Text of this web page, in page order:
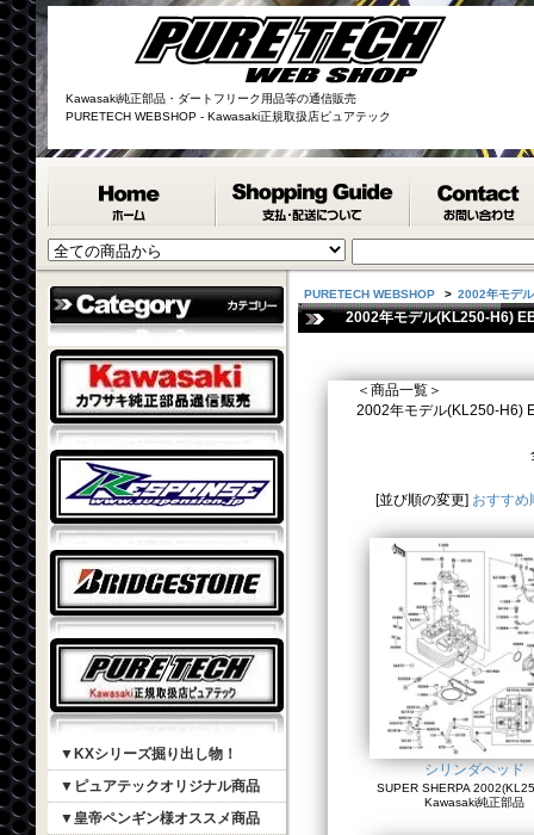
Kawasaki純正部品・ダートフリーク用品等の通信販売
PURETECH WEBSHOP - Kawasaki正規取扱店ピュアテック
▼KXシリーズ掘り出し物！
▼ピュアテックオリジナル商品
▼皇帝ペンギン様オススメ商品
PURETECH WEBSHOP > 2002年モデ
2002年モデル(KL250-H6)
＜商品一覧＞
2002年モデル(KL250-H6)
[並び順の変更] おすすめ
シリンダヘッド
SUPER SHERPA
Kawasaki純正部品